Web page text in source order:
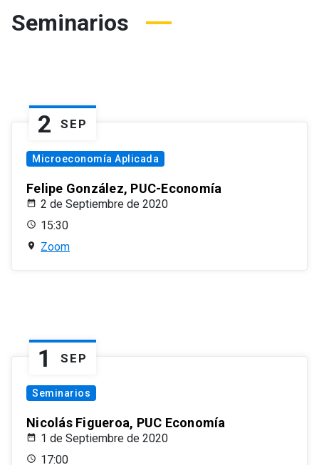
Seminarios
2 SEP
Microeconomía Aplicada
Felipe González, PUC-Economía
2 de Septiembre de 2020
15:30
Zoom
1 SEP
Seminarios
Nicolás Figueroa, PUC Economía
1 de Septiembre de 2020
17:00